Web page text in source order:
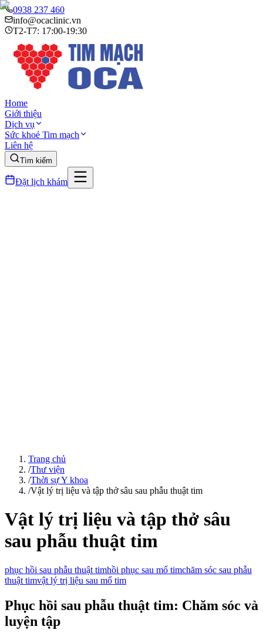
0938 237 460
info@ocaclinic.vn
T2-T7: 17:00-19:30
Home
Giới thiệu
Dịch vụ
Sức khoẻ Tim mạch
Liên hệ
Tìm kiếm
Đặt lịch khám
Trang chủ
/Thư viện
/Thời sự Y khoa
/Vật lý trị liệu và tập thở sâu sau phẫu thuật tim
Vật lý trị liệu và tập thở sâu
sau phẫu thuật tim
phục hồi sau phẫu thuật timhồi phục sau mổ timchăm sóc sau phẫu
thuật timvật lý trị liệu sau mổ tim
Phục hồi sau phẫu thuật tim: Chăm sóc và
luyện tập